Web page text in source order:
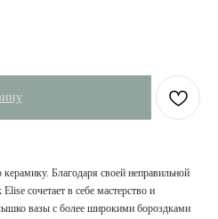
Благодаря своей неправильной
сочетает в себе мастерство и
вазы с более широкими бороздками